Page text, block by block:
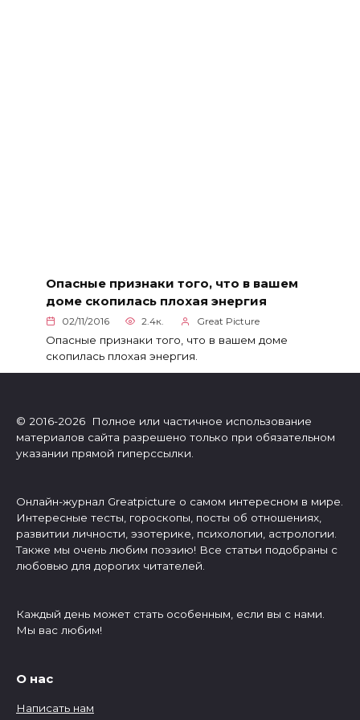
Опасные признаки того, что в вашем
доме скопилась плохая энергия
02/11/2016 2.4к. Great Picture
Опасные признаки того, что в вашем доме
скопилась плохая энергия.
© 2016-2026 Полное или частичное использование
материалов сайта разрешено только при обязательном
указании прямой гиперссылки.
Онлайн-журнал Greatpicture о самом интересном в мире.
Интересные тесты, гороскопы, посты об отношениях,
развитии личности, эзотерике, психологии, астрологии.
Также мы очень любим поэзию! Все статьи подобраны с
любовью для дорогих читателей.
Каждый день может стать особенным, если вы с нами.
Мы вас любим!
О нас
Написать нам